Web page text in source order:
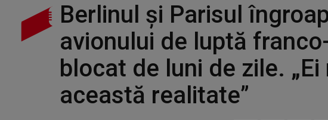
Berlinul şi Parisul
avionului de luptă
blocat de luni de zile.
această realitate”